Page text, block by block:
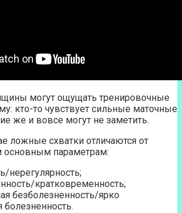
могут ощущать тренировочные
кто-то чувствует сильные маточные
же и вовсе могут не заметить.
ложные схватки отличаются от
основным параметрам:
нерегулярность;
кратковременность;
безболезненность/ярко